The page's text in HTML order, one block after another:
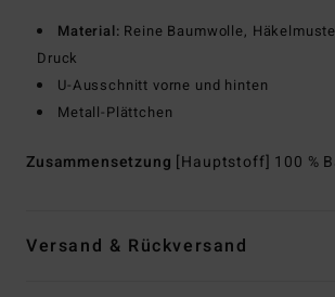
Material: Reine Baumwolle,
Druck
U-Ausschnitt vorne und hinten
Metall-Plättchen
Zusammensetzung [Hauptstoff] 100 %
Versand & Rückversand